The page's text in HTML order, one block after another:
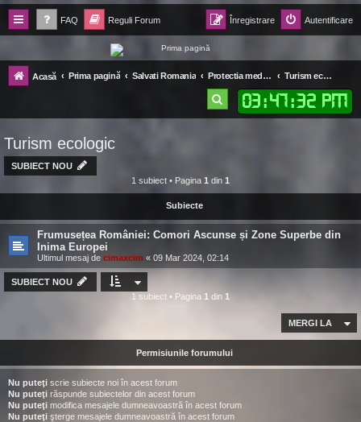
FAQ Reguli Forum Autentificare
Înregistrare
Forum Ecolomania™®
-= Idei pentru viitor =-
Acasă Prima pagină Salvati Romania Protectia mediului Turism ecologic
03:47:32 PM
ă
Turism ecologic
SUBIECT NOU
1 subiect • Pagina 1 din 1
Subiecte
Frumusețea României: Comori Ascunse și Zone Superbe din
Inima Europei
Ultimul mesaj de cimaxcim « 09 Mar 2024, 02:14
SUBIECT NOU
1 subiect • Pagina 1 din 1
MERGI LA
Permisiunile forumului
Nu puteţi scrie subiecte noi în acest forum
Nu puteţi răspunde subiectelor din acest forum
Nu puteţi modifica mesajele dumneavoastră în acest forum
Nu puteţi şterge mesajele dumneavoastră în acest forum